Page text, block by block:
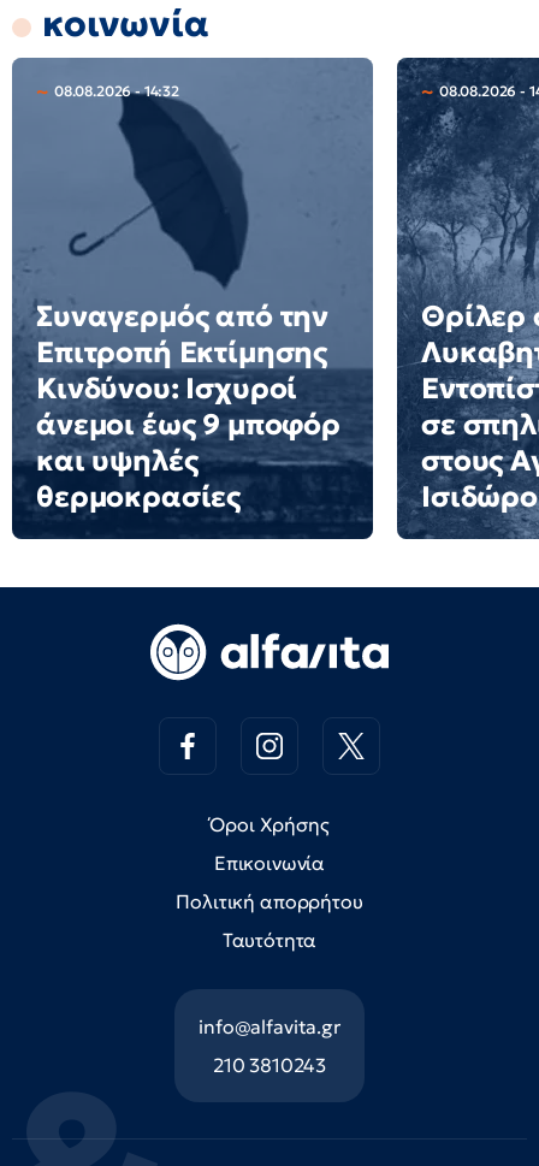
κοινωνία
08.08.2026 - 14:32
Συναγερμός από την
Επιτροπή Εκτίμησης
Κινδύνου: Ισχυροί
άνεμοι έως 9 μποφόρ
και υψηλές
θερμοκρασίες
08.08.2026 -
Θρίλερ
σε
στους
Όροι Χρήσης
Επικοινωνία
Πολιτική απορρήτου
Ταυτότητα
info@alfavita.gr
210 3810243